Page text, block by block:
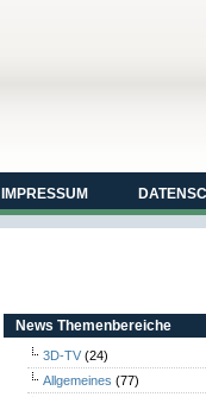
IMPRESSUM
News Themenbereiche
3D-TV (24)
Allgemeines (77)